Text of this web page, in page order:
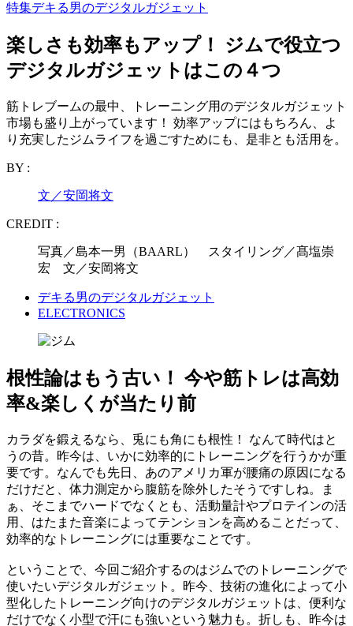
特集デキる男のデジタルガジェット
楽しさも効率もアップ！ ジムで役立つ
デジタルガジェットはこの４つ
筋トレブームの最中、トレーニング用のデジタルガジェット
市場も盛り上がっています！ 効率アップにはもちろん、よ
り充実したジムライフを過ごすためにも、是非とも活用を。
BY :
文／安岡将文
CREDIT :
写真／島本一男（BAARL） スタイリング／髙塩崇
宏 文／安岡将文
デキる男のデジタルガジェット
ELECTRONICS
根性論はもう古い！ 今や筋トレは高効
率&楽しくが当たり前
カラダを鍛えるなら、兎にも角にも根性！ なんて時代はと
うの昔。昨今は、いかに効率的にトレーニングを行うかが重
要です。なんでも先日、あのアメリカ軍が腰痛の原因になる
だけだと、体力測定から腹筋を除外したそうですしね。ま
ぁ、そこまでハードでなくとも、活動量計やプロテインの活
用、はたまた音楽によってテンションを高めることだって、
効率的なトレーニングには重要なことです。
ということで、今回ご紹介するのはジムでのトレーニングで
使いたいデジタルガジェット。昨今、技術の進化によって小
型化したトレーニング向けのデジタルガジェットは、便利な
だけでなく小型で汗にも強いという魅力も。折しも、昨今は